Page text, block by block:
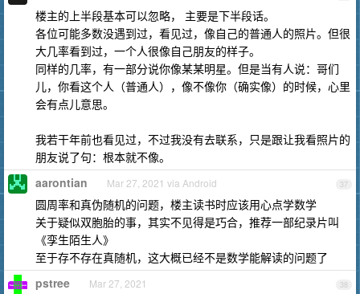
楼主的上半段基本可以忽略， 主要是下半段话。
各位可能多数没遇到过，看见过，像自己的普通人的照片。但很
大几率看到过，一个人很像自己朋友的样子。
同样的几率，有一部分说你像某某明星。但是当有人说：哥们
儿，你看这个人（普通人），像不像你（确实像）的时候，心里
会有点儿意思。
我若干年前也看见过，不过我没有去联系，只是跟让我看照片的
朋友说了句：根本就不像。
37
aarontian Mar 27, 2021 via Android
圆周率和真伪随机的问题，楼主读书时应该用心点学数学
关于疑似双胞胎的事，其实不见得是巧合，推荐一部纪录片叫
《孪生陌生人》
至于存不存在真随机，这大概已经不是数学能解读的问题了
38
pstree Mar 27, 2021